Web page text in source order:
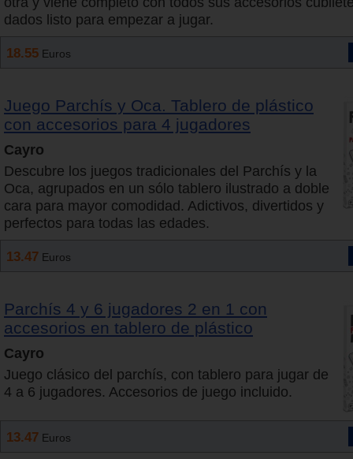
dados listo para empezar a jugar.
18.55 Euros
Juego Parchís y Oca. Tablero de plástico
con accesorios para 4 jugadores
Cayro
Descubre los juegos tradicionales del Parchís y la
Oca, agrupados en un sólo tablero ilustrado a doble
cara para mayor comodidad. Adictivos, divertidos y
perfectos para todas las edades.
13.47 Euros
Parchís 4 y 6 jugadores 2 en 1 con
accesorios en tablero de plástico
Cayro
Juego clásico del parchís, con tablero para jugar de
4 a 6 jugadores. Accesorios de juego incluido.
13.47 Euros